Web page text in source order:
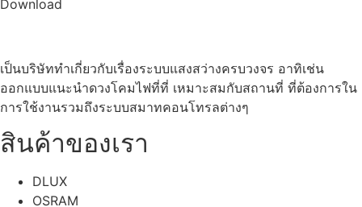
Download
เป็นบริษัททำเกี่ยวกับเรื่องระบบแสงสว่างครบวงจร อาทิเช่น
ออกแบบแนะนำดวงโคมไฟที่ที่ เหมาะสมกับสถานที่ ที่ต้องการใน
การใช้งานรวมถึงระบบสมาทคอนโทรลต่างๆ
สินค้าของเรา
DLUX
OSRAM